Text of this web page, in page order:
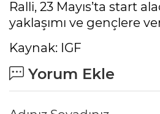
Ralli, 23 Mayıs’ta start
yaklaşımı ve gençlere
Kaynak: IGF
Yorum Ekle